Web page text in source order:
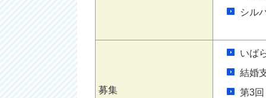
シル
募集
いば
結婚
第3